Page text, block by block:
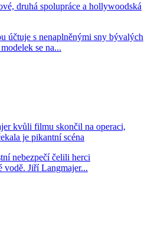
druhá spolupráce a hollywoodská
účtuje s nenaplněnými sny bývalých
se na...
kvůli filmu skončil na operaci,
je pikantní scéna
nebezpečí čelili herci
vodě. Jiří Langmajer...